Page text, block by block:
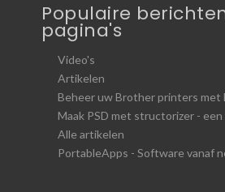
Populaire
pagina's
Video's
Artikelen
Beheer uw Brother printers met
Maak PSD met structorizer -
Alle artikelen
PortableApps - Software vanaf